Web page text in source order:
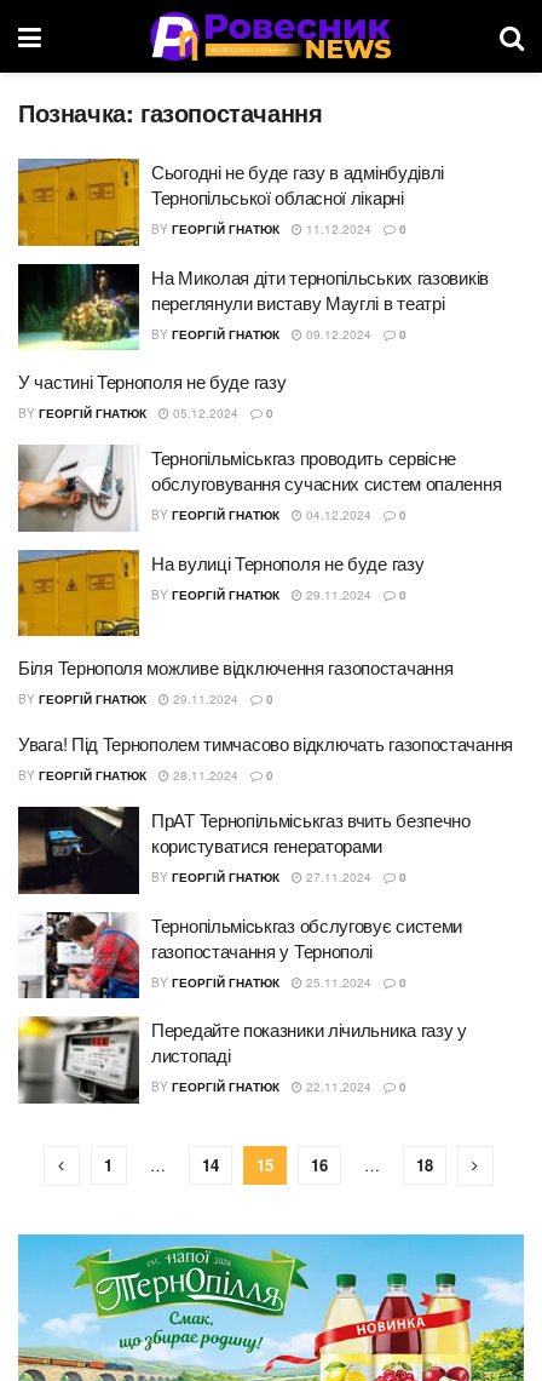
Позначка: газопостачання
Сьогодні не буде газу в адмінбудівлі
Тернопільської обласної лікарні
BY ГЕОРГІЙ ГНАТЮК 11.12.2024 0
На Миколая діти тернопільських газовиків
переглянули виставу Мауглі в театрі
BY ГЕОРГІЙ ГНАТЮК 09.12.2024 0
У частині Тернополя не буде газу
BY ГЕОРГІЙ ГНАТЮК 05.12.2024 0
Тернопільміськгаз проводить сервісне
обслуговування сучасних систем опалення
BY ГЕОРГІЙ ГНАТЮК 04.12.2024 0
На вулиці Тернополя не буде газу
BY ГЕОРГІЙ ГНАТЮК 29.11.2024 0
Біля Тернополя можливе відключення газопостачання
BY ГЕОРГІЙ ГНАТЮК 29.11.2024 0
Увага! Під Тернополем тимчасово відключать газопостачання
BY ГЕОРГІЙ ГНАТЮК 28.11.2024 0
ПрАТ Тернопільміськгаз вчить безпечно
користуватися генераторами
BY ГЕОРГІЙ ГНАТЮК 27.11.2024 0
Тернопільміcькгаз обслуговує системи
газопостачання у Тернополі
BY ГЕОРГІЙ ГНАТЮК 25.11.2024 0
Передайте показники лічильника газу у
листопаді
BY ГЕОРГІЙ ГНАТЮК 22.11.2024 0
1 … 14 15 16 … 18